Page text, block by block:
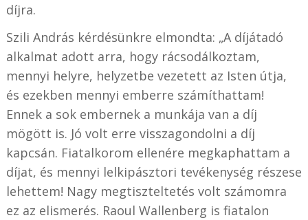
díjra.
Szili András kérdésünkre elmondta: „A díjátadó
alkalmat adott arra, hogy rácsodálkoztam,
mennyi helyre, helyzetbe vezetett az Isten útja,
és ezekben mennyi emberre számíthattam!
Ennek a sok embernek a munkája van a díj
mögött is. Jó volt erre visszagondolni a díj
kapcsán. Fiatalkorom ellenére megkaphattam a
díjat, és mennyi lelkipásztori tevékenység részese
lehettem! Nagy megtiszteltetés volt számomra
ez az elismerés. Raoul Wallenberg is fiatalon